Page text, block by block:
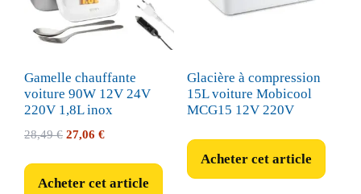
Gamelle chauffante
voiture 90W 12V 24V
220V 1,8L inox
28,49€ Le
était :
27,06 €Le
est :
Acheter cet article
Glacière à compression
15L voiture Mobicool
MCG15 12V 220V
Acheter cet article